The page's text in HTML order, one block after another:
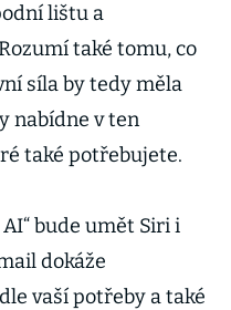
lištu a
také tomu, co
síla by tedy měla
nabídne v ten
také potřebujete.
bude umět Siri i
dokáže
vaší potřeby a také